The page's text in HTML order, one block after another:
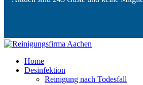
Home
Desinfektion
Reinigung nach Todesfall